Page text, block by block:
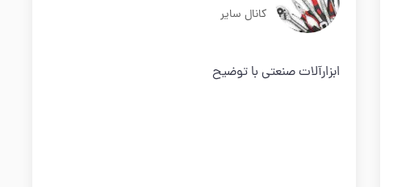
کانال سایر
ابزارآلات صنعتی با توضیح